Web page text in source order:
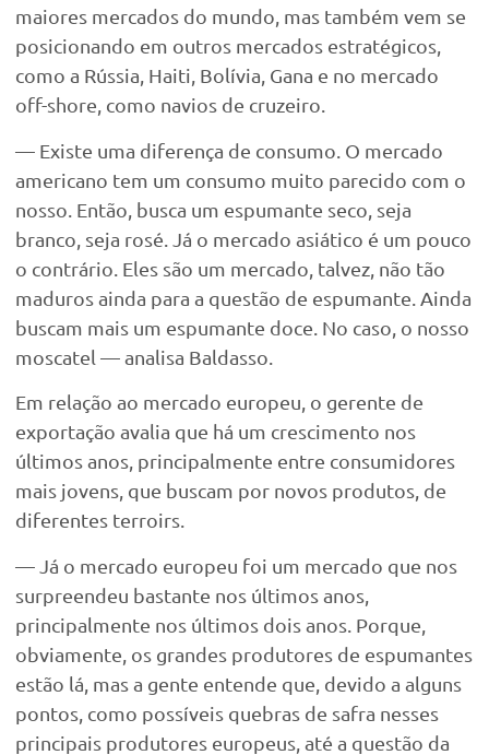
maiores mercados do mundo, mas também vem se
posicionando em outros mercados estratégicos,
como a Rússia, Haiti, Bolívia, Gana e no mercado
off-shore, como navios de cruzeiro.
— Existe uma diferença de consumo. O mercado
americano tem um consumo muito parecido com o
nosso. Então, busca um espumante seco, seja
branco, seja rosé. Já o mercado asiático é um pouco
o contrário. Eles são um mercado, talvez, não tão
maduros ainda para a questão de espumante. Ainda
buscam mais um espumante doce. No caso, o nosso
moscatel — analisa Baldasso.
Em relação ao mercado europeu, o gerente de
exportação avalia que há um crescimento nos
últimos anos, principalmente entre consumidores
mais jovens, que buscam por novos produtos, de
diferentes terroirs.
— Já o mercado europeu foi um mercado que nos
surpreendeu bastante nos últimos anos,
principalmente nos últimos dois anos. Porque,
obviamente, os grandes produtores de espumantes
estão lá, mas a gente entende que, devido a alguns
pontos, como possíveis quebras de safra nesses
principais produtores europeus, até a questão da